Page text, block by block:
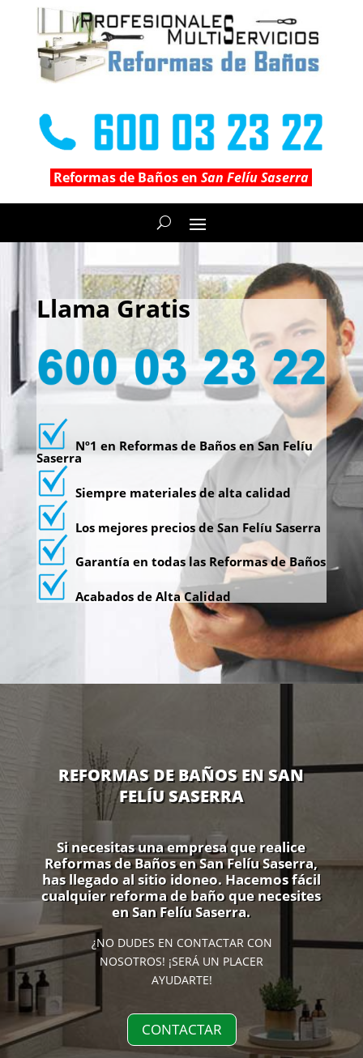
Reformas de Baños enSan Felíu Saserra
Llama Gratis
Nº1 en Reformas de Baños en San Felíu
Saserra
Siempre materiales de alta calidad
Los mejores precios de San Felíu Saserra
Garantía en todas las Reformas de Baños
Acabados de Alta Calidad
REFORMAS DE BAÑOS EN SAN
FELÍU SASERRA
Si necesitas una empresa que realice
Reformas de Baños en San Felíu Saserra,
has llegado al sitio idoneo. Hacemos fácil
cualquier reforma de baño que necesites
en San Felíu Saserra.
¿NO DUDES EN CONTACTAR CON
NOSOTROS! ¡SERÁ UN PLACER
AYUDARTE!
CONTACTAR